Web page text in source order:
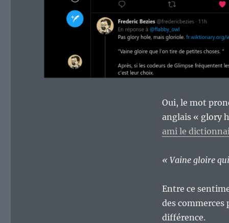
Oui, le mot
anglais « glory
ami le
« Vaine gloire
Entre ce
des commerces
différence.